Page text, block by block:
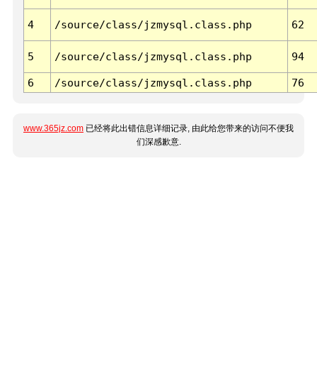
4 /source/class/jzmysql.class.php 62
5 /source/class/jzmysql.class.php 94
6 /source/class/jzmysql.class.php 76
www.365jz.com 已经将此出错信息详细记录, 由此给您带来的访问不便我
们深感歉意.